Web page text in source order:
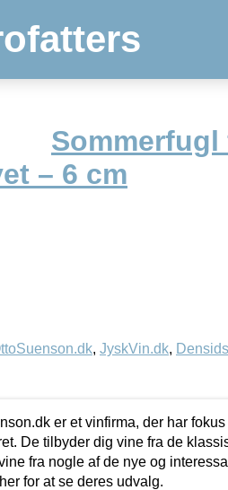
Sommerfugl
– 6 cm
, JyskVin.dk,
er et vinfirma, der har
De tilbyder dig vine fra de
fra nogle af de nye og
for at se deres udvalg.